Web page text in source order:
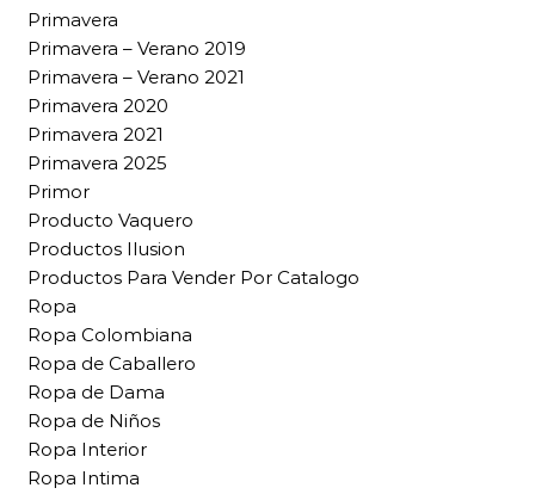
Primavera
Primavera – Verano 2019
Primavera – Verano 2021
Primavera 2020
Primavera 2021
Primavera 2025
Primor
Producto Vaquero
Productos Ilusion
Productos Para Vender Por Catalogo
Ropa
Ropa Colombiana
Ropa de Caballero
Ropa de Dama
Ropa de Niños
Ropa Interior
Ropa Intima